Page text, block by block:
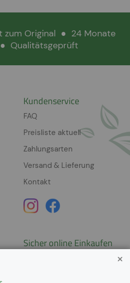
zum Original ● 24 Monate
● Qualitätsgeprüft
Kundenservice
FAQ
Preisliste aktuell
Zahlungsarten
Versand & Lieferung
Kontakt
Sicher online Einkaufen